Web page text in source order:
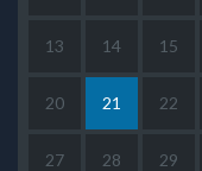
13 14 15
20 21 22
27 28 29